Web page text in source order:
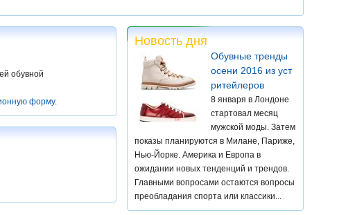
обувной
форму.
Новость дня
Обувные тренды
осени 2016 из уст
ритейлеров
8 января в Лондоне
стартовал месяц
мужской моды. Затем
показы планируются в Милане, Париже,
Нью-Йорке. Америка и Европа в
ожидании новых тенденций и трендов.
Главными вопросами остаются вопросы
преобладания спорта или классики...